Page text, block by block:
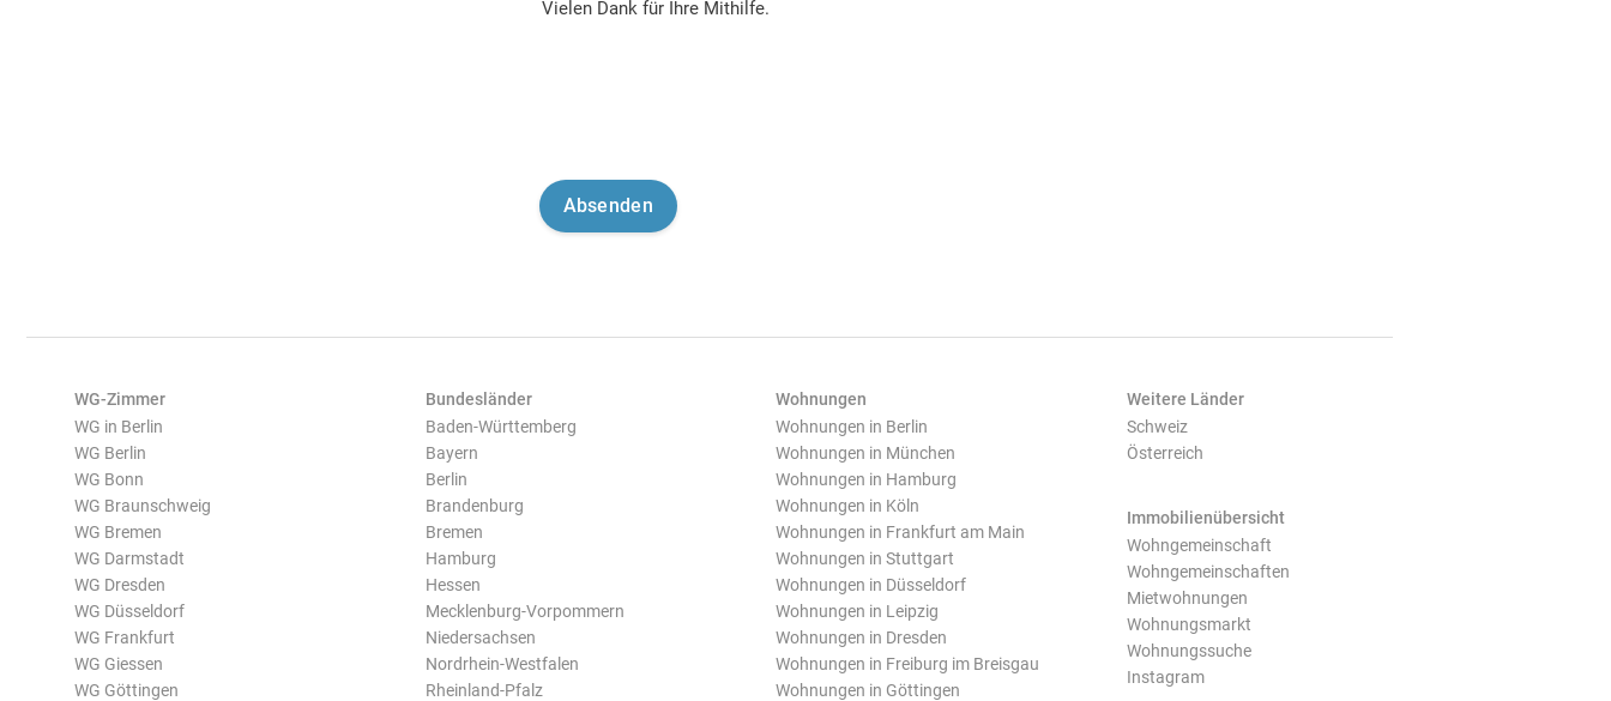
Vielen Dank für Ihre Mithilfe.
WG-Zimmer
WG in Berlin
WG Berlin
WG Bonn
WG Braunschweig
WG Bremen
WG Darmstadt
WG Dresden
WG Düsseldorf
WG Frankfurt
WG Giessen
WG Göttingen
Bundesländer
Baden-Württemberg
Bayern
Berlin
Brandenburg
Bremen
Hamburg
Hessen
Mecklenburg-Vorpommern
Niedersachsen
Nordrhein-Westfalen
Rheinland-Pfalz
Wohnungen
Wohnungen in Berlin
Wohnungen in München
Wohnungen in Hamburg
Wohnungen in Köln
Wohnungen in Frankfurt am Main
Wohnungen in Stuttgart
Wohnungen in Düsseldorf
Wohnungen in Leipzig
Wohnungen in Dresden
Wohnungen in Freiburg im Breisgau
Wohnungen in Göttingen
Weitere Länder
Schweiz
Österreich
Immobilienübersicht
Wohngemeinschaft
Wohngemeinschaften
Mietwohnungen
Wohnungsmarkt
Wohnungssuche
Instagram